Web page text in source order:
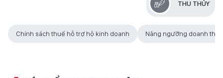
THU THỦY
Chính sách thuế hỗ trợ hộ kinh doanh Nâng ngưỡng doanh thu